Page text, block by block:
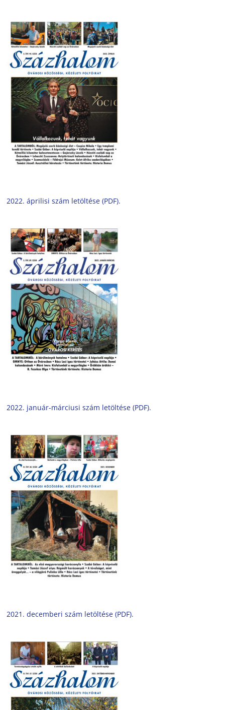
2022. áprilisi szám letöltése (PDF).
2022. január-márciusi szám letöltése (PDF).
2021. decemberi szám letöltése (PDF).